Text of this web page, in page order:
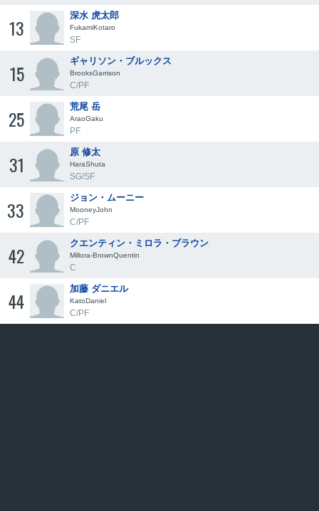
13 深水 虎太郎
FukamiKotaro
SF
15 ギャリソン・ブルックス
BrooksGarrison
C/PF
25 荒尾 岳
AraoGaku
PF
31 原 修太
HaraShuta
SG/SF
33 ジョン・ムーニー
MooneyJohn
C/PF
42 クエンティン・ミロラ・ブラウン
Millora-BrownQuentin
C
44 加藤 ダニエル
KatoDaniel
C/PF